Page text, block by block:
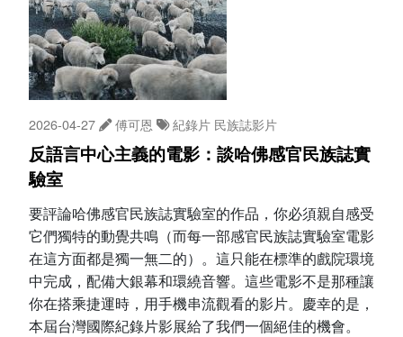
2026-04-27 傅可恩 紀錄片 民族誌影片
反語言中心主義的電影：談哈佛感官民族誌實
驗室
要評論哈佛感官民族誌實驗室的作品，你必須親自感受
它們獨特的動覺共鳴（而每一部感官民族誌實驗室電影
在這方面都是獨一無二的）。這只能在標準的戲院環境
中完成，配備大銀幕和環繞音響。這些電影不是那種讓
你在搭乘捷運時，用手機串流觀看的影片。慶幸的是，
本屆台灣國際紀錄片影展給了我們一個絕佳的機會。